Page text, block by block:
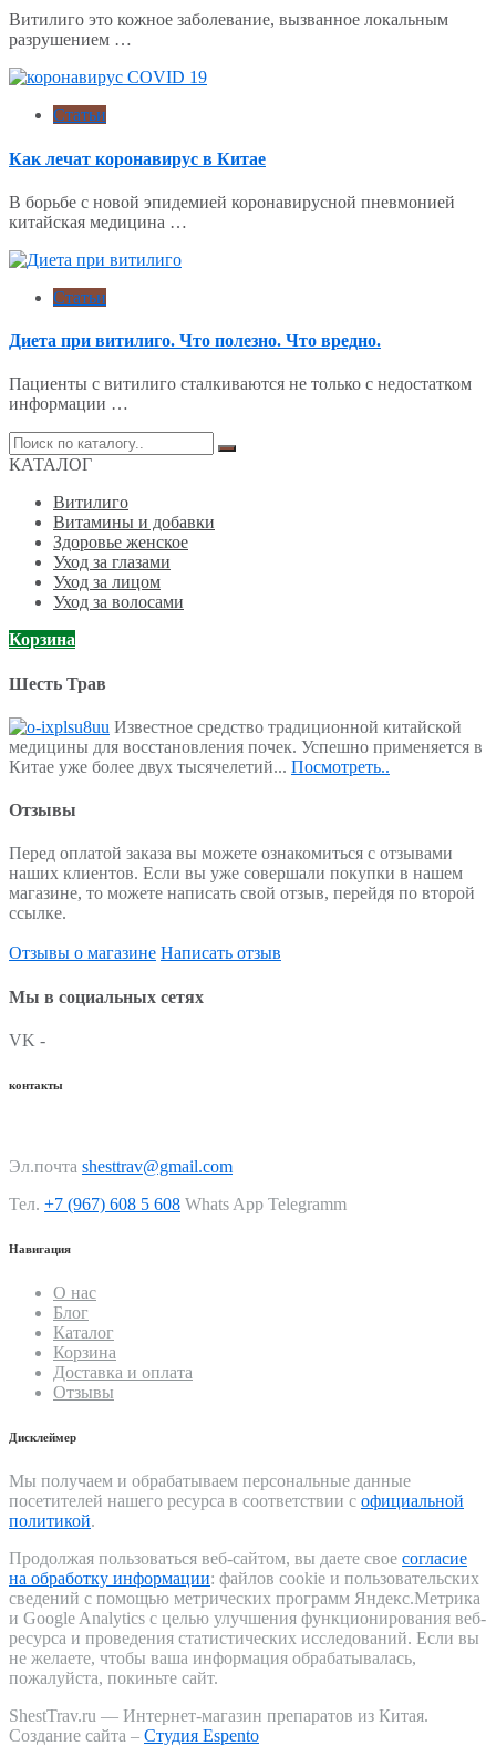
Витилиго это кожное заболевание, вызванное локальным
разрушением …
Статьи
Как лечат коронавирус в Китае
В борьбе с новой эпидемией коронавирусной пневмонией
китайская медицина …
Статьи
Диета при витилиго. Что полезно. Что вредно.
Пациенты с витилиго сталкиваются не только с недостатком
информации …
Поиск
по:
КАТАЛОГ
Витилиго
Витамины и добавки
Здоровье женское
Уход за глазами
Уход за лицом
Уход за волосами
Корзина
Шесть Трав
Известное средство традиционной китайской
медицины для восстановления почек. Успешно применяется в
Китае уже более двух тысячелетий... Посмотреть..
Отзывы
Перед оплатой заказа вы можете ознакомиться с отзывами
наших клиентов. Если вы уже совершали покупки в нашем
магазине, то можете написать свой отзыв, перейдя по второй
ссылке.
Отзывы о магазине Написать отзыв
Мы в социальных сетях
VK -
контакты
Эл.почта shesttrav@gmail.com
Тел. +7 (967) 608 5 608 Whats App Telegramm
Навигация
О нас
Блог
Каталог
Корзина
Доставка и оплата
Отзывы
Дисклеймер
Мы получаем и обрабатываем персональные данные
посетителей нашего ресурса в соответствии с официальной
политикой.
Продолжая пользоваться веб-сайтом, вы даете свое согласие
на обработку информации: файлов cookie и пользовательских
сведений с помощью метрических программ Яндекс.Метрика
и Google Analytics с целью улучшения функционирования веб-
ресурса и проведения статистических исследований. Если вы
не желаете, чтобы ваша информация обрабатывалась,
пожалуйста, покиньте сайт.
ShestTrav.ru — Интернет-магазин препаратов из Китая.
Создание сайта – Студия Espento